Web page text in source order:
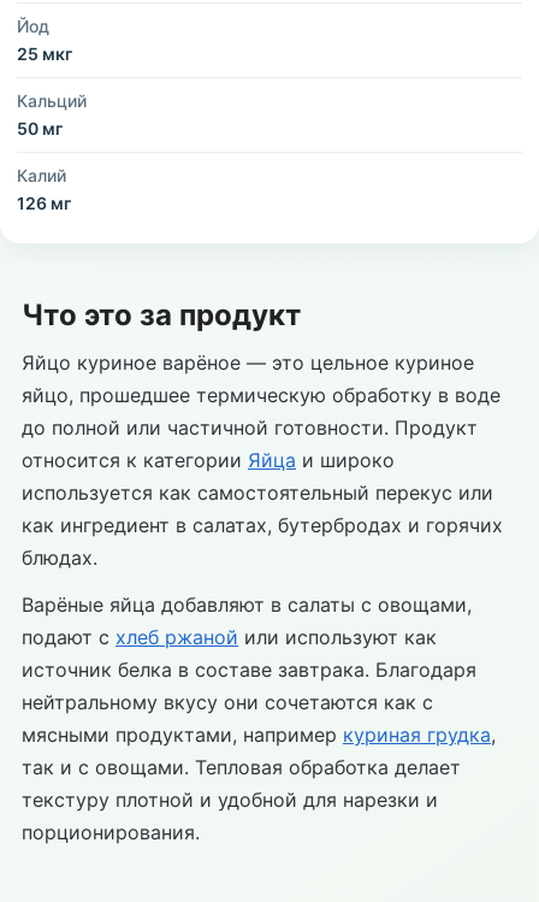
Йод
25 мкг
Кальций
50 мг
Калий
126 мг
Что это за продукт
Яйцо куриное варёное — это цельное куриное
яйцо, прошедшее термическую обработку в воде
до полной или частичной готовности. Продукт
относится к категории Яйца и широко
используется как самостоятельный перекус или
как ингредиент в салатах, бутербродах и горячих
блюдах.
Варёные яйца добавляют в салаты с овощами,
подают с хлеб ржаной или используют как
источник белка в составе завтрака. Благодаря
нейтральному вкусу они сочетаются как с
мясными продуктами, например куриная грудка,
так и с овощами. Тепловая обработка делает
текстуру плотной и удобной для нарезки и
порционирования.